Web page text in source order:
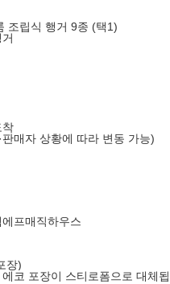
조립식 행거 9종 (택1)
착
판매자 상황에 따라 변동 가능)
프매직하우스
장)
코 포장이 스티로폼으로 대체됩